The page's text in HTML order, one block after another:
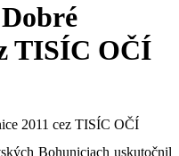
TISÍC OČÍ
2011 cez TISÍC OČÍ
Bohuniciach uskutočnil